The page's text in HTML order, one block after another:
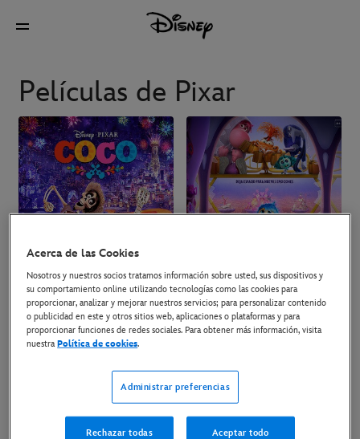
Películas de Pixar
Acerca de las Cookies
Nosotros y nuestros socios tratamos información sobre usted, sus dispositivos y
su comportamiento online utilizando tecnologías como las cookies para
proporcionar, analizar y mejorar nuestros servicios; para personalizar contenido
o publicidad en este y otros sitios web, aplicaciones o plataformas y para
proporcionar funciones de redes sociales. Para obtener más información, visita
nuestraPolítica de cookies.
Administrar preferencias
Rechazar todas Aceptar todo